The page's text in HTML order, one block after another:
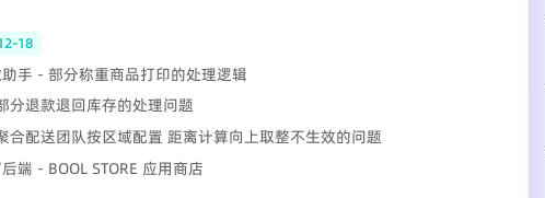
18
手 - 部分称重商品打印的处理逻辑
分退款退回库存的处理问题
合配送团队按区域配置 距离计算向上取整不生效的问题
端 - BOOL STORE 应用商店